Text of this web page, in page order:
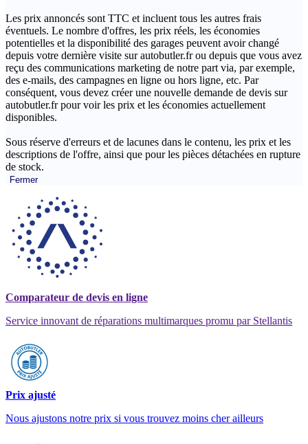
Les prix annoncés sont TTC et incluent tous les autres frais
éventuels. Le nombre d'offres, les prix réels, les économies
potentielles et la disponibilité des garages peuvent avoir changé
depuis votre dernière visite sur autobutler.fr ou depuis que vous avez
reçu des communications marketing de notre part via, par exemple,
des e-mails, des campagnes en ligne ou hors ligne, etc. Par
conséquent, vous devez créer une nouvelle demande de devis sur
autobutler.fr pour voir les prix et les économies actuellement
disponibles.
Sous réserve d'erreurs et de lacunes dans le contenu, les prix et les
descriptions de l'offre, ainsi que pour les pièces détachées en rupture
de stock.
Fermer
Comparateur de devis en ligne
Service innovant de réparations multimarques promu par Stellantis
Prix ajusté
Nous ajustons notre prix si vous trouvez moins cher ailleurs